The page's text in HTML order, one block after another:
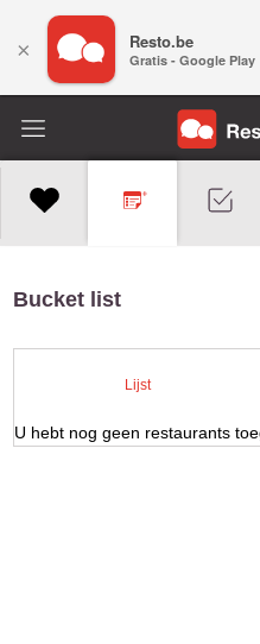
Bucket list
Lijst
U hebt nog geen restaurants
× Resto.be
Gratis - Google Play